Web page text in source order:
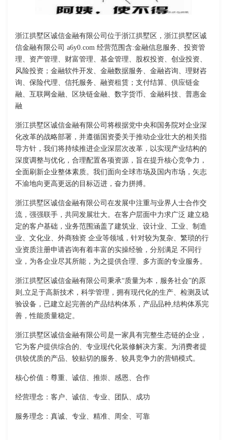
浙江拱墅区诚信金融有限公司位于浙江拱墅区，浙江拱墅区诚
信金融有限公司 a6y0.com 经营范围含:金融信息服务、投资管
理、资产管理、财富管理、基金管理、股权投资、创业投资、
风险投资；金融软件开发、金融数据服务、金融咨询、理财咨
询、保险代理、信托服务、融资租赁；支付结算、供应链金
融、互联网金融、区块链金融、数字货币、金融科技、普惠金
融
浙江拱墅区诚信金融有限公司将根据党中央和国务院对企业深
化改革的战略部署，并遵循国资委关于推动企业壮大的相关指
导方针，我们将持续推进企业深层次改革，以实现产业结构的
深度调整与优化，合理配置各项资源，旨在提升核心竞争力，
全面刷新企业整体素质。我们面向全球市场及国内市场，矢志
不渝地向更高更远的目标迈进，奋力拼搏。
浙江拱墅区诚信金融有限公司在发展中注重与业界人士合作交
流，强强联手，共同发展壮大。在客户层面中力求广泛 建立稳
定的客户基础，业务范围涵盖了建筑业、设计业、工业、制造
业、文化业、外商独资 企业等领域，针对较为复杂、繁琐的行
业资质注册申请咨询有着丰富的实操经验，分别满足 不同行
业，为各企业尽其所能，为之提供合理、多方面的专业服务。
浙江拱墅区诚信金融有限公司秉承“质量为本，服务社会”的原
则,立足于高新技术，科学管理，拥有现代化的生产、检测及试
验设备，已建立起完善的产品结构体系，产品品种,结构体系完
善，性能质量稳定。
浙江拱墅区诚信金融有限公司是一家具有完整生态链的企业，
它为客户提供综合的、专业现代化装修解决方案。为消费者提
供较优质的产品、较贴切的服务、较具竞争力的营销模式。
核心价值：尊重、诚信、推崇、感恩、合作
经营理念：客户、诚信、专业、团队、成功
服务理念：真诚、专业、精准、周全、可靠